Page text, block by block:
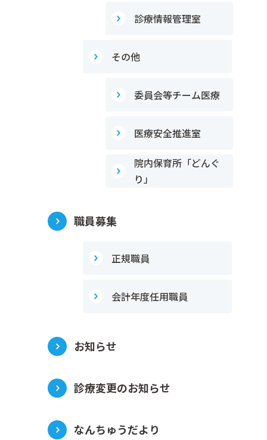
診療情報管理室
その他
委員会等チーム医療
医療安全推進室
院内保育所「どんぐ
り」
職員募集
正規職員
会計年度任用職員
お知らせ
診療変更のお知らせ
なんちゅうだより